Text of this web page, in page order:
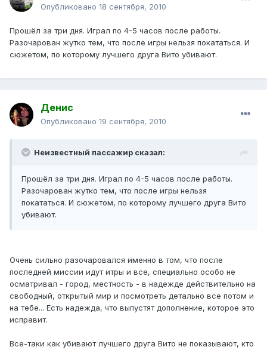
Опубликовано 18 сентября, 2010
Прошёл за три дня. Играл по 4-5 часов после работы.
Разочарован жутко тем, что после игры нельзя покататься. И
сюжетом, по которому лучшего друга Вито убивают.
Денис
Опубликовано 19 сентября, 2010
Неизвестный пассажир сказал:
Прошёл за три дня. Играл по 4-5 часов после работы.
Разочарован жутко тем, что после игры нельзя
покататься. И сюжетом, по которому лучшего друга Вито
убивают.
Очень сильно разочаровался именно в том, что после
последней миссии идут итры и все, специально особо не
осматривал - город, местность - в надежде действительно на
свободный, открытый мир и посмотреть детально все потом и
на тебе... Есть надежда, что выпустят дополнение, которое это
исправит.
Все-таки как убивают лучшего друга Вито не показывают, кто